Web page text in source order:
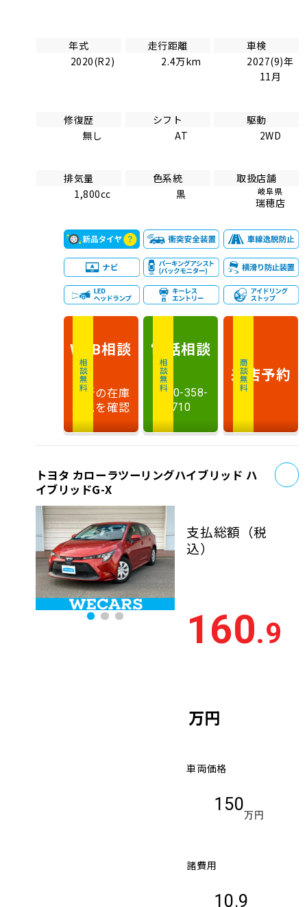
年式
2020(R2)
走行距離
2.4万km
車検
2027(9)年
11月
修復歴
無し
シフト
AT
駆動
2WD
排気量
1,800cc
色系統
黒
取扱店舗
岐阜県
瑞穂店
相談無料
WEB相談
最新の在庫
状況を確認
相談無料
電話相談
0120-358-
710
商談無料
来店予約
トヨタ カローラツーリングハイブリッド ハ
イブリッドG-X
支払総額 （税
込）
160.9
万円
車両価格
150
万円
諸費用
10.9